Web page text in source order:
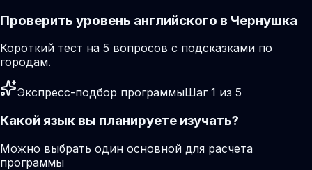
Проверить уровень английского в Чернушка
Короткий тест на 5 вопросов с подсказками по
городам.
Экспресс-подбор программыШаг 1 из 5
Какой язык вы планируете изучать?
Можно выбрать один основной для расчета
программы